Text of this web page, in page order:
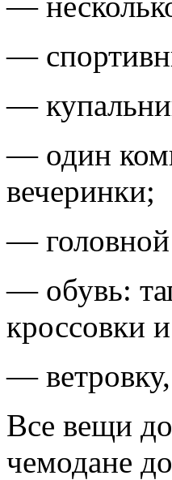
—
—
— один
вечеринки;
— головной
— обувь:
кроссовки
—
Все вещи
чемодане